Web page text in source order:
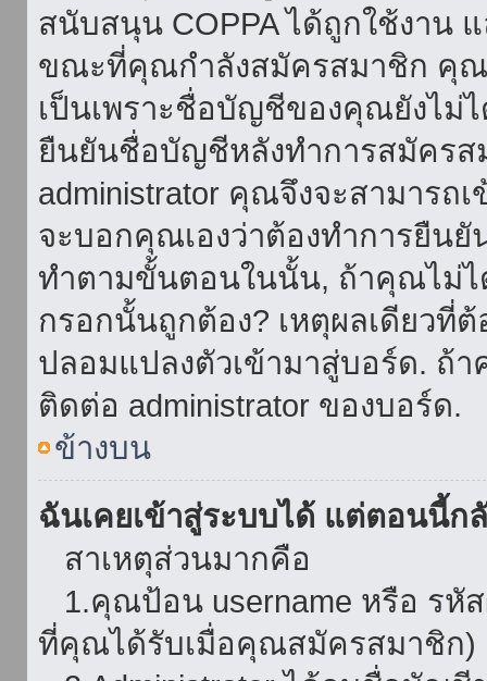
สนับสนุน COPPA ได้ถูกใช้งาน
ขณะที่คุณกำลังสมัครสมาชิก คุ
เป็นเพราะชื่อบัญชีของคุณยังไม่
ยืนยันชื่อบัญชีหลังทำการสมัครส
administrator คุณจึงจะสามาร
จะบอกคุณเองว่าต้องทำการยืน
ทำตามขั้นตอนในนั้น, ถ้าคุณไม่
กรอกนั้นถูกต้อง? เหตุผลเดียวที่
ปลอมแปลงตัวเข้ามาสู่บอร์ด. ถ้
ติดต่อ administrator ของบอร์ด.
ข้างบน
ฉันเคยเข้าสู่ระบบได้ แต่ตอนนี้ก
สาเหตุส่วนมากคือ
1.คุณป้อน username หรือ รหั
ที่คุณได้รับเมื่อคุณสมัครสมาชิก)